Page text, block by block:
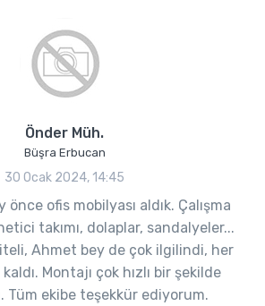
Önder Müh.
Büşra Erbucan
30 Ocak 2024, 14:45
ofis mobilyası aldık. Çalışma
takımı, dolaplar, sandalyeler...
Ahmet bey de çok ilgilindi, her
Montajı çok hızlı bir şekilde
Tüm ekibe teşekkür ediyorum.